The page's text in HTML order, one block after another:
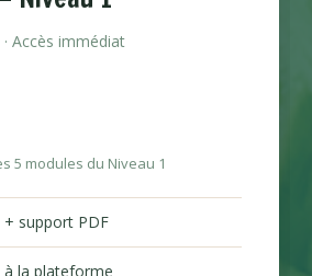
Accès immédiat
5 modules du Niveau 1
+ support PDF
à la plateforme